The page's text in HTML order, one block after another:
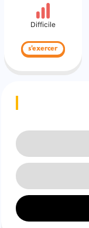
Difficile
s'exercer